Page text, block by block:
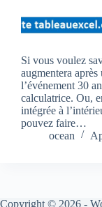
Si vous voulez
augmentera
l’événement 30
calculatrice. Ou,
intégrée à
pouvez faire…
ocean
Copyright © 2026 -